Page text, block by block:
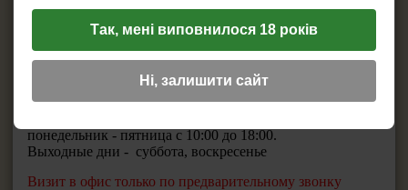
77-67
sales@calabash.com.ua
Режим работы:
понедельник - пятница с 10:00 до 18:00.
Выходные дни - суббота, воскресенье
Визит в офис только по предварительному звонку
ПЕПЕЛЬНИЦЫ
HEADSHOP (ХЭДШОП)
Так, мені виповнилося 18 років
Ні, залишити сайт